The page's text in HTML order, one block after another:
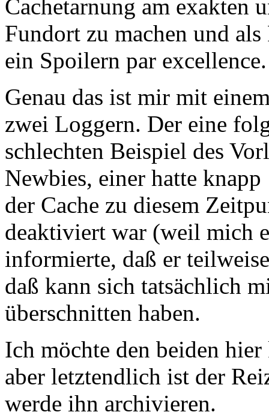
Cachetarnung am exakten
Fundort zu machen und
ein Spoilern par
Genau das ist mir mit
zwei Loggern. Der eine
schlechten Beispiel des
Newbies, einer hatte
der Cache zu diesem
deaktiviert war (weil mich
informierte, daß er
daß kann sich tatsächlich
überschnitten haben.
Ich möchte den beiden
aber letztendlich ist der
werde ihn archivieren.